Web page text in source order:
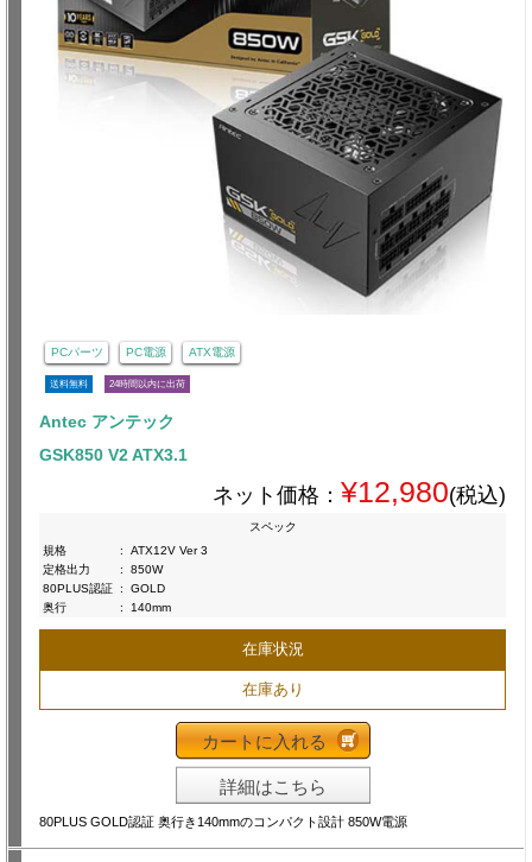
PCパーツ PC電源 ATX電源
送料無料 24時間以内に出荷
Antec アンテック
GSK850 V2 ATX3.1
ネット価格： ¥12,980(税込)
スペック
規格
:
ATX12V Ver 3
定格出力
:
850W
80PLUS認証 :
GOLD
奥行
: 140mm
在庫状況
在庫あり
カートに入れる
詳細はこちら
80PLUS GOLD認証 奥行き140mmのコンパクト設計 850W電源